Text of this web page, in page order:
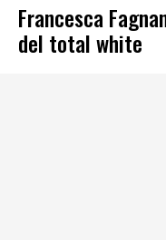
Francesca
del total white